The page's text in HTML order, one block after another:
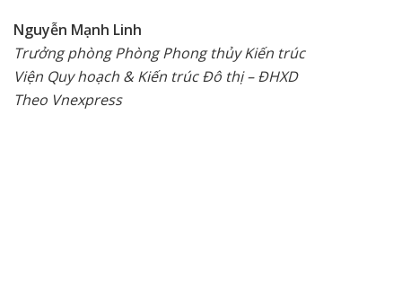
Nguyễn Mạnh Linh
Trưởng phòng Phòng Phong thủy Kiến trúc
Viện Quy hoạch & Kiến trúc Đô thị – ĐHXD
Theo Vnexpress